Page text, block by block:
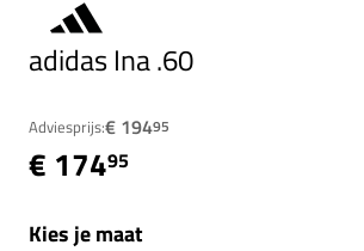
adidas Ina .60
Adviesprijs:€ 19495
€ 17495
Kies je maat